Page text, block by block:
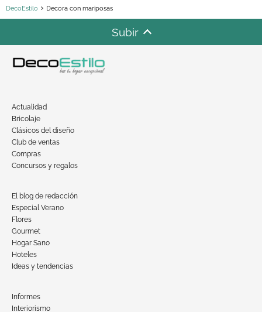
DecoEstilo Decora con mariposas
Subir
Actualidad
Bricolaje
Clásicos del diseño
Club de ventas
Compras
Concursos y regalos
El blog de redacción
Especial Verano
Flores
Gourmet
Hogar Sano
Hoteles
Ideas y tendencias
Informes
Interiorismo